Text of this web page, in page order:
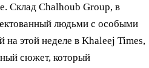
Склад Chalhoub Group, в
людьми с особыми
на этой неделе в Khaleej Times,
сюжет, который